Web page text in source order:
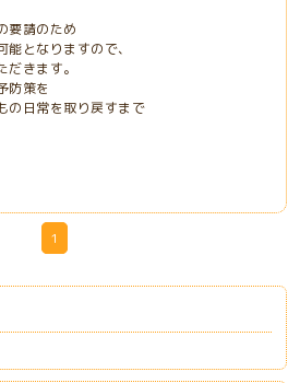
要請のため
となりますので、
きます。
防策を
日常を取り戻すまで
1